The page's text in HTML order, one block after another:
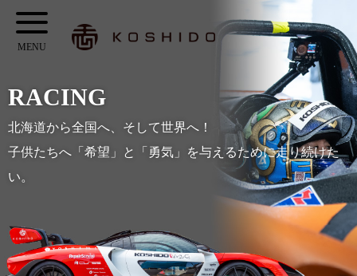
テ
ツ
ス
キ
KOSHIDO
メ
ュ
ー
RACING
北海道から全国へ、そして世界へ！
子供たちへ「希望」と「勇気」を与えるために走り続けた
い。